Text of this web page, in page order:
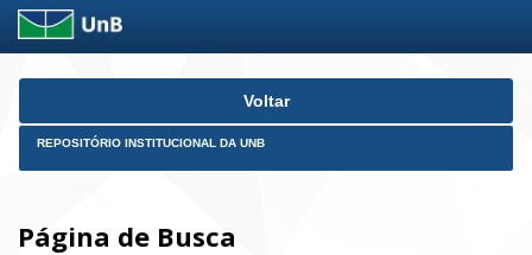
Skip
Voltar
REPOSITÓRIO INSTITUCIONAL DA UNB
Página de Busca